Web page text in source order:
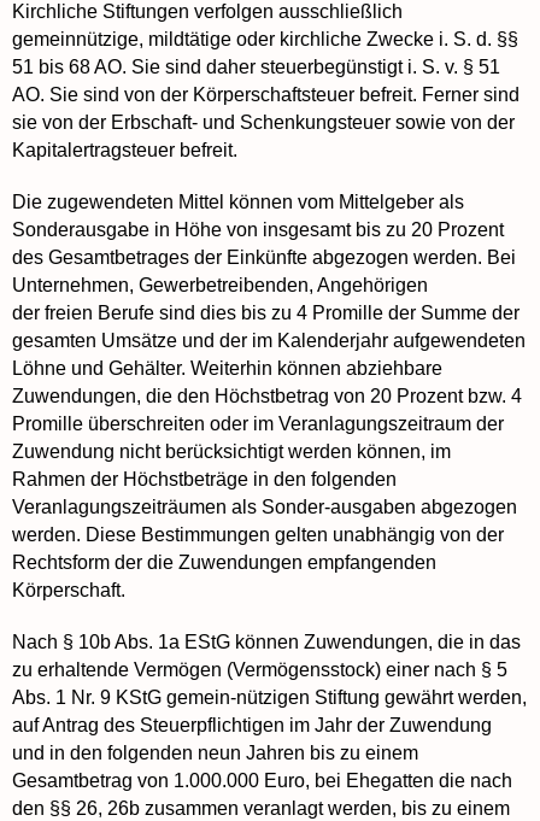
Kirchliche Stiftungen verfolgen ausschließlich
gemeinnützige, mildtätige oder kirchliche Zwecke i. S. d. §§
51 bis 68 AO. Sie sind daher steuerbegünstigt i. S. v. § 51
AO. Sie sind von der Körperschaftsteuer befreit. Ferner sind
sie von der Erbschaft- und Schenkungsteuer sowie von der
Kapitalertragsteuer befreit.
Die zugewendeten Mittel können vom Mittelgeber als
Sonderausgabe in Höhe von insgesamt bis zu 20 Prozent
des Gesamtbetrages der Einkünfte abgezogen werden. Bei
Unternehmen, Gewerbetreibenden, Angehörigen
der freien Berufe sind dies bis zu 4 Promille der Summe der
gesamten Umsätze und der im Kalenderjahr aufgewendeten
Löhne und Gehälter. Weiterhin können abziehbare
Zuwendungen, die den Höchstbetrag von 20 Prozent bzw. 4
Promille überschreiten oder im Veranlagungszeitraum der
Zuwendung nicht berücksichtigt werden können, im
Rahmen der Höchstbeträge in den folgenden
Veranlagungszeiträumen als Sonder-ausgaben abgezogen
werden. Diese Bestimmungen gelten unabhängig von der
Rechtsform der die Zuwendungen empfangenden
Körperschaft.
Nach § 10b Abs. 1a EStG können Zuwendungen, die in das
zu erhaltende Vermögen (Vermögensstock) einer nach § 5
Abs. 1 Nr. 9 KStG gemein-nützigen Stiftung gewährt werden,
auf Antrag des Steuerpflichtigen im Jahr der Zuwendung
und in den folgenden neun Jahren bis zu einem
Gesamtbetrag von 1.000.000 Euro, bei Ehegatten die nach
den §§ 26, 26b zusammen veranlagt werden, bis zu einem